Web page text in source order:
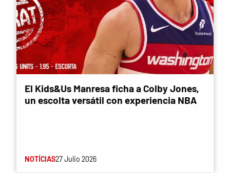
El Kids&Us Manresa ficha a Colby Jones,
un escolta versátil con experiencia NBA
NOTÍCIAS27 Julio 2026